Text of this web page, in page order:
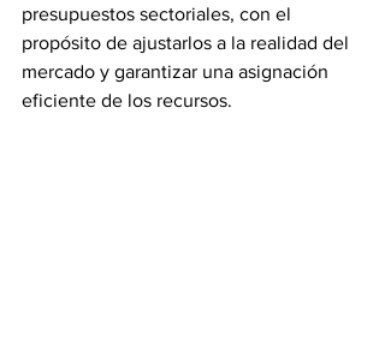
presupuestos sectoriales, con el
propósito de ajustarlos a la realidad del
mercado y garantizar una asignación
eficiente de los recursos.